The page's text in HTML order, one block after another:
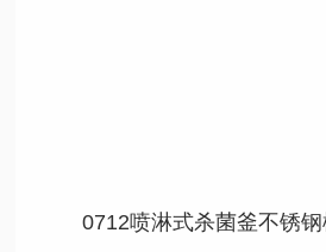
0712喷淋式杀菌釜不锈